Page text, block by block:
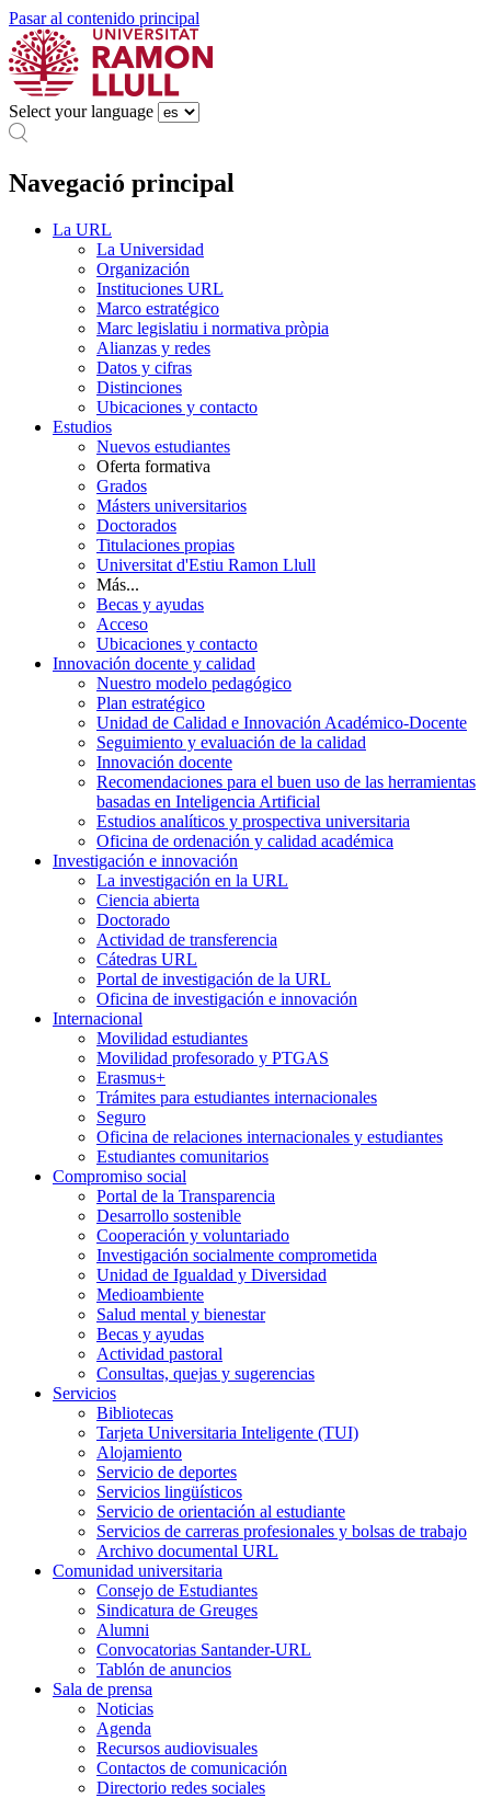
Pasar al contenido principal
Select your language
Navegació principal
La URL
La Universidad
Organización
Instituciones URL
Marco estratégico
Marc legislatiu i normativa pròpia
Alianzas y redes
Datos y cifras
Distinciones
Ubicaciones y contacto
Estudios
Nuevos estudiantes
Oferta formativa
Grados
Másters universitarios
Doctorados
Titulaciones propias
Universitat d'Estiu Ramon Llull
Más...
Becas y ayudas
Acceso
Ubicaciones y contacto
Innovación docente y calidad
Nuestro modelo pedagógico
Plan estratégico
Unidad de Calidad e Innovación Académico-Docente
Seguimiento y evaluación de la calidad
Innovación docente
Recomendaciones para el buen uso de las herramientas
basadas en Inteligencia Artificial
Estudios analíticos y prospectiva universitaria
Oficina de ordenación y calidad académica
Investigación e innovación
La investigación en la URL
Ciencia abierta
Doctorado
Actividad de transferencia
Cátedras URL
Portal de investigación de la URL
Oficina de investigación e innovación
Internacional
Movilidad estudiantes
Movilidad profesorado y PTGAS
Erasmus+
Trámites para estudiantes internacionales
Seguro
Oficina de relaciones internacionales y estudiantes
Estudiantes comunitarios
Compromiso social
Portal de la Transparencia
Desarrollo sostenible
Cooperación y voluntariado
Investigación socialmente comprometida
Unidad de Igualdad y Diversidad
Medioambiente
Salud mental y bienestar
Becas y ayudas
Actividad pastoral
Consultas, quejas y sugerencias
Servicios
Bibliotecas
Tarjeta Universitaria Inteligente (TUI)
Alojamiento
Servicio de deportes
Servicios lingüísticos
Servicio de orientación al estudiante
Servicios de carreras profesionales y bolsas de trabajo
Archivo documental URL
Comunidad universitaria
Consejo de Estudiantes
Sindicatura de Greuges
Alumni
Convocatorias Santander-URL
Tablón de anuncios
Sala de prensa
Noticias
Agenda
Recursos audiovisuales
Contactos de comunicación
Directorio redes sociales